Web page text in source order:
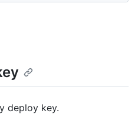
deploy key.